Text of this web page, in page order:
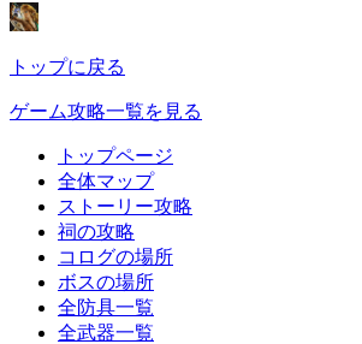
トップに戻る
ゲーム攻略一覧を見る
トップページ
全体マップ
ストーリー攻略
祠の攻略
コログの場所
ボスの場所
全防具一覧
全武器一覧